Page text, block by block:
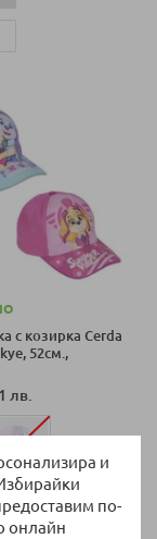
и
по-
онлайн
с козирка Cerda
52см.,
лв.